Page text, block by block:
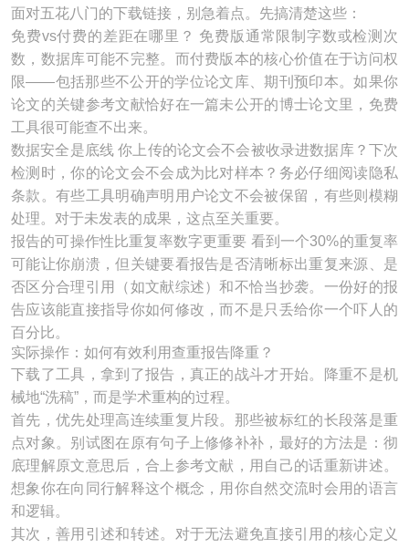
面对五花八门的下载链接，别急着点。先搞清楚这些：
免费vs付费的差距在哪里？ 免费版通常限制字数或检测次
数，数据库可能不完整。而付费版本的核心价值在于访问权
限——包括那些不公开的学位论文库、期刊预印本。如果你
论文的关键参考文献恰好在一篇未公开的博士论文里，免费
工具很可能查不出来。
数据安全是底线 你上传的论文会不会被收录进数据库？下次
检测时，你的论文会不会成为比对样本？务必仔细阅读隐私
条款。有些工具明确声明用户论文不会被保留，有些则模糊
处理。对于未发表的成果，这点至关重要。
报告的可操作性比重复率数字更重要 看到一个30%的重复率
可能让你崩溃，但关键要看报告是否清晰标出重复来源、是
否区分合理引用（如文献综述）和不恰当抄袭。一份好的报
告应该能直接指导你如何修改，而不是只丢给你一个吓人的
百分比。
实际操作：如何有效利用查重报告降重？
下载了工具，拿到了报告，真正的战斗才开始。降重不是机
械地“洗稿”，而是学术重构的过程。
首先，优先处理高连续重复片段。那些被标红的长段落是重
点对象。别试图在原有句子上修修补补，最好的方法是：彻
底理解原文意思后，合上参考文献，用自己的话重新讲述。
想象你在向同行解释这个概念，用你自然交流时会用的语言
和逻辑。
其次，善用引述和转述。对于无法避免直接引用的核心定义